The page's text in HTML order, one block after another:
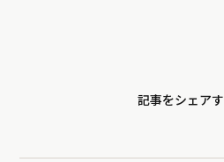
記事をシェア